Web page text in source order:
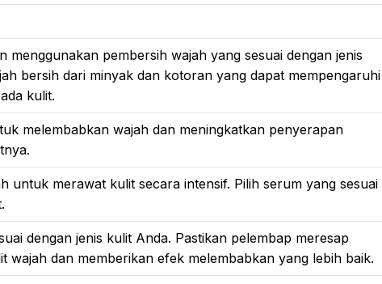
menggunakan pembersih wajah yang sesuai dengan jenis
bersih dari minyak dan kotoran yang dapat mempengaruhi
kulit.
melembabkan wajah dan meningkatkan penyerapan
untuk merawat kulit secara intensif. Pilih serum yang sesuai
dengan jenis kulit Anda. Pastikan pelembap meresap
wajah dan memberikan efek melembabkan yang lebih baik.